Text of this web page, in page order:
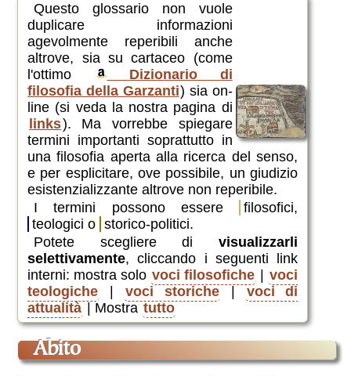
Questo glossario non vuole
duplicare informazioni
agevolmente reperibili anche
altrove, sia su cartaceo (come
l'ottimo
Dizionario di
filosofia della Garzanti) sia on-
line (si veda la nostra pagina di
links). Ma vorrebbe spiegare
termini importanti soprattutto in
una filosofia aperta alla ricerca del senso,
e per esplicitare, ove possibile, un giudizio
esistenzializzante altrove non reperibile.
I termini possono essere
filosofici,
teologici o storico-politici.
Potete scegliere di visualizzarli
selettivamente, cliccando i seguenti link
interni: mostra solo voci filosofiche
voci
teologiche
voci storiche
voci di
attualità | Mostra tutto
abito